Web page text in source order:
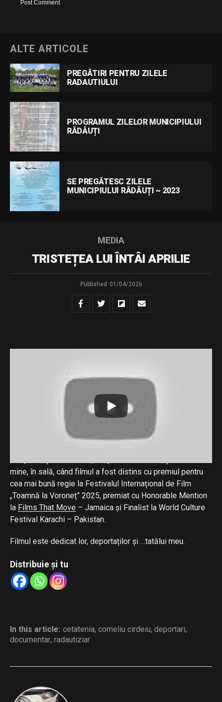
ALTE ARTICOLE
PREGĂTIRI PENTRU ZILELE
RADAUTIULUI
PROGRAMUL ZILELOR MUNICIPIULUI
RĂDĂUȚI
SE PREGĂTESC ZILELE
MUNICIPIULUI RĂDĂUȚI ~ 2023
MEDIA
TRISTEȚEA LUI ÎNTÂI APRILIE
Published 01/04/2026
de Nord, unde aproximativ 200 de români au fost uciși
de trupele sovietice (NKVD și grăniceri) în încercarea lor
de a trece granița din URSS în România. Cei care au
supraviețuit au fost deportați în Siberia.
Vă invit să vizionați un scurt metraj despre deportări. O
mine, în sală, când filmul a fost distins cu premiul pentru
cea mai bună regie la Festivalul Internațional de Film
„Toamnă la Voroneț” 2025, premiat cu Honorable Mention
la Films That Move – Jamaica și Finalist la World Culture
Festival Karachi – Pakistan.
Filmul este dedicat lor, deportaților și …tatălui meu.
Distribuie și tu
In this article: cetatenia, corneliu cirdeiu, deportari,
documentar, radautiziar